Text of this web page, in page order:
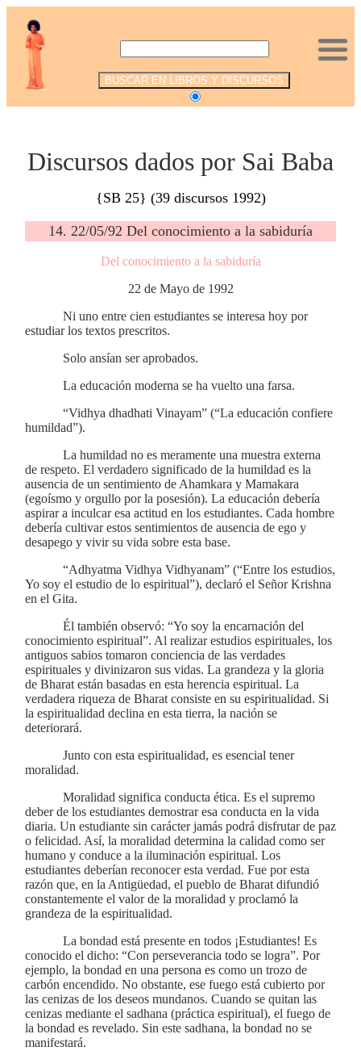
Discursos dados por Sai Baba
{SB 25} (39 discursos 1992)
14. 22/05/92 Del conocimiento a la sabiduría
Del conocimiento a la sabiduría
22 de Mayo de 1992
Ni uno entre cien estudiantes se interesa hoy por
estudiar los textos prescritos.
Solo ansían ser aprobados.
La educación moderna se ha vuelto una farsa.
“Vidhya dhadhati Vinayam” (“La educación confiere
humildad”).
La humildad no es meramente una muestra externa
de respeto. El verdadero significado de la humildad es la
ausencia de un sentimiento de Ahamkara y Mamakara
(egoísmo y orgullo por la posesión). La educación debería
aspirar a inculcar esa actitud en los estudiantes. Cada hombre
debería cultivar estos sentimientos de ausencia de ego y
desapego y vivir su vida sobre esta base.
“Adhyatma Vidhya Vidhyanam” (“Entre los estudios,
Yo soy el estudio de lo espiritual”), declaró el Señor Krishna
en el Gita.
Él también observó: “Yo soy la encarnación del
conocimiento espiritual”. Al realizar estudios espirituales, los
antiguos sabios tomaron conciencia de las verdades
espirituales y divinizaron sus vidas. La grandeza y la gloria
de Bharat están basadas en esta herencia espiritual. La
verdadera riqueza de Bharat consiste en su espiritualidad. Si
la espiritualidad declina en esta tierra, la nación se
deteriorará.
Junto con esta espiritualidad, es esencial tener
moralidad.
Moralidad significa conducta ética. Es el supremo
deber de los estudiantes demostrar esa conducta en la vida
diaria. Un estudiante sin carácter jamás podrá disfrutar de paz
o felicidad. Así, la moralidad determina la calidad como ser
humano y conduce a la iluminación espiritual. Los
estudiantes deberían reconocer esta verdad. Fue por esta
razón que, en la Antigüedad, el pueblo de Bharat difundió
constantemente el valor de la moralidad y proclamó la
grandeza de la espiritualidad.
La bondad está presente en todos ¡Estudiantes! Es
conocido el dicho: “Con perseverancia todo se logra”. Por
ejemplo, la bondad en una persona es como un trozo de
carbón encendido. No obstante, ese fuego está cubierto por
las cenizas de los deseos mundanos. Cuando se quitan las
cenizas mediante el sadhana (práctica espiritual), el fuego de
la bondad es revelado. Sin este sadhana, la bondad no se
manifestará.